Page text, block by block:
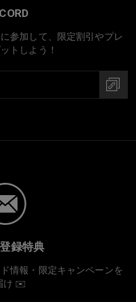
参加して、限定割引やプレ
トしよう！
録特典
情報・限定キャンペーンを
け ✉️